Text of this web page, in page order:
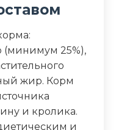
12
(минимум 25%),
жир. Корм
и кролика.
и